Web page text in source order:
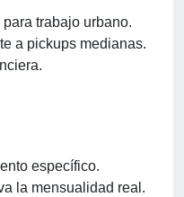
trabajo urbano.
a pickups medianas.
específico.
la mensualidad real.